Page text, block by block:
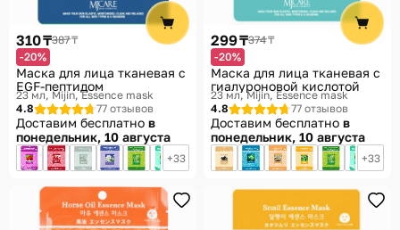
310 ₸387 ₸
-20%
Маска для лица тканевая с
EGF-пептидом
23 мл Mijin, Essence mask
4.8
77 отзывов
Доставим бесплатно в
понедельник, 10 августа
33
299 ₸374 ₸
-20%
Маска для лица тканевая с
гиалуроновой кислотой
23 мл Mijin, Essence mask
4.8
77 отзывов
Доставим бесплатно в
понедельник, 10 августа
33
Помощь
Способы доставки
Способы оплаты